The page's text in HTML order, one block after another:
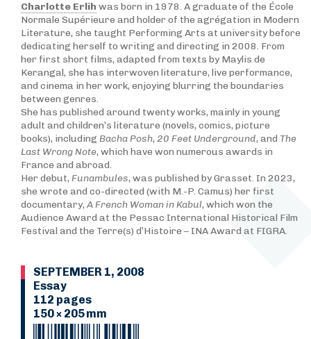
Charlotte Erlih was born in 1978. A graduate of the École
Normale Supérieure and holder of the agrégation in Modern
Literature, she taught Performing Arts at university before
dedicating herself to writing and directing in 2008. From
her first short films, adapted from texts by Maylis de
Kerangal, she has interwoven literature, live performance,
and cinema in her work, enjoying blurring the boundaries
between genres.
She has published around twenty works, mainly in young
adult and children’s literature (novels, comics, picture
books), including Bacha Posh, 20 Feet Underground, and The
Last Wrong Note, which have won numerous awards in
France and abroad.
Her debut, Funambules, was published by Grasset. In 2023,
she wrote and co-directed (with M.-P. Camus) her first
documentary,A French Woman in Kabul, which won the
Audience Award at the Pessac International Historical Film
Festival and the Terre(s) d’Histoire – INA Award at FIGRA.
SEPTEMBER 1, 2008
Essay
112 pages
150 × 205 mm